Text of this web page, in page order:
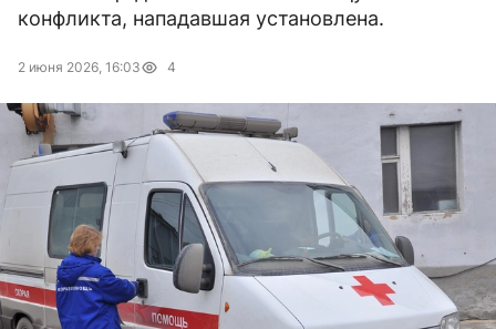
конфликта, нападавшая установлена.
2 июня 2026, 16:03 4